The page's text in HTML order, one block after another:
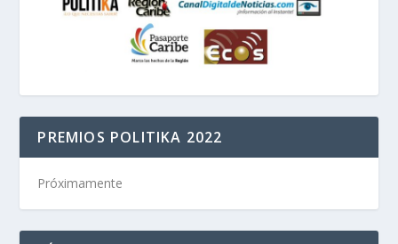
PREMIOS POLITIKA 2022
Próximamente